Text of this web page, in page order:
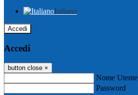
Italiano
Accedi
Accedi
button close ×
Nome Utente
Password